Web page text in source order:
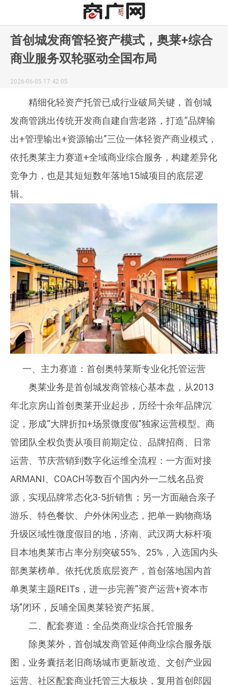
首创城发商管轻资产模式，奥莱+综合
商业服务双轮驱动全国布局
2026-06-05 17:42:05
精细化轻资产托管已成行业破局关键，首创城
发商管跳出传统开发商自建自营老路，打造“品牌输
出+管理输出+资源输出”三位一体轻资产商业模式，
依托奥莱主力赛道+全域商业综合服务，构建差异化
竞争力，也是其短短数年落地15城项目的底层逻
辑。
一、主力赛道：首创奥特莱斯专业化托管运营
奥莱业务是首创城发商管核心基本盘，从2013
年北京房山首创奥莱开业起步，历经十余年品牌沉
淀，形成“大牌折扣+场景微度假”独家运营模型。商
管团队全权负责从项目前期定位、品牌招商、日常
运营、节庆营销到数字化运维全流程：一方面对接
ARMANI、COACH等数百个国内外一二线名品资
源，实现品牌常态化3-5折销售；另一方面融合亲子
游乐、特色餐饮、户外休闲业态，把单一购物商场
升级区域性微度假目的地，济南、武汉两大标杆项
目本地奥莱市占率分别突破55%、25%，入选国内头
部奥莱榜单。依托优质底层资产，首创落地国内首
单奥莱主题REITs，进一步完善“资产运营+资本市
场”闭环，反哺全国奥莱轻资产拓展。
二、配套赛道：全品类商业综合托管服务
除奥莱外，首创城发商管延伸商业综合服务版
图，业务囊括老旧商场城市更新改造、文创产业园
运营、社区配套商业托管三大板块，复用首创郎园